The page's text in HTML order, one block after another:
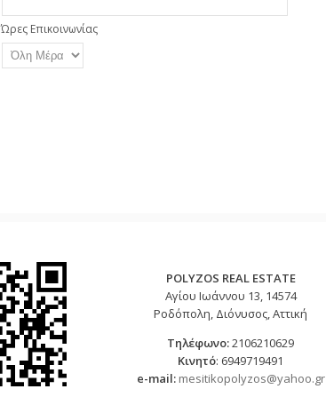
Ώρες Επικοινωνίας
POLYZOS REAL ESTATE
Αγίου Ιωάννου 13, 14574
Ροδόπολη, Διόνυσος, Αττική
Τηλέφωνο:2106210629
Κινητό: 6949719491
e-mail: mesitikopolyzos@yahoo.gr